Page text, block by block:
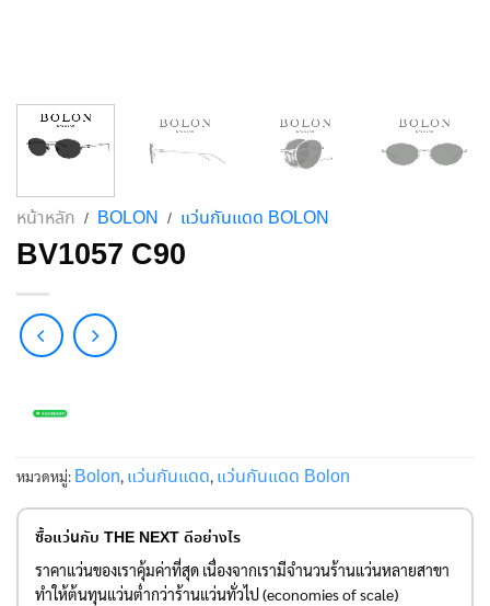
หน้าหลัก / BOLON / แว่นกันแดด BOLON
BV1057 C90
หมวดหมู่: Bolon, แว่นกันแดด, แว่นกันแดด Bolon
ซื้อแว่นกับ THE NEXT ดีอย่างไร
ราคาแว่นของเราคุ้มค่าที่สุด เนื่องจากเรามีจำนวนร้านแว่นหลายสาขา
ทำให้ต้นทุนแว่นต่ำกว่าร้านแว่นทั่วไป (economies of scale)